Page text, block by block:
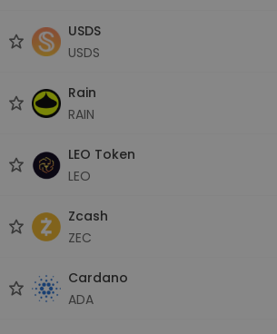
USDS
USDS
Rain
RAIN
LEO Token
LEO
Zcash
ZEC
Cardano
ADA